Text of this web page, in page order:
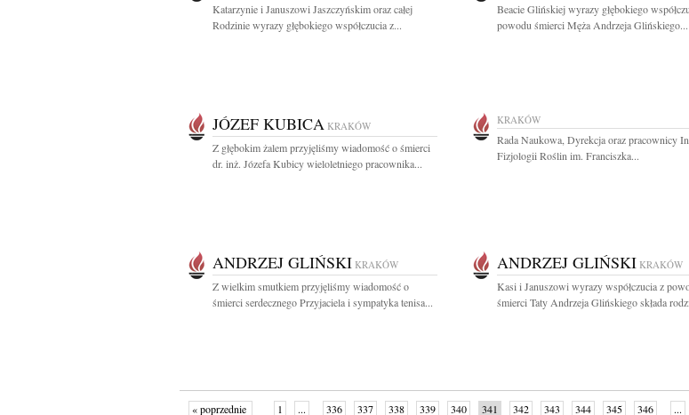
Katarzynie i Januszowi Jaszczyńskim oraz całej
Rodzinie wyrazy głębokiego współczucia z...
Beacie Glińskiej wyrazy głębokiego
powodu śmierci Męża Andrzeja Glińskiego...
JÓZEF KUBICA KRAKÓW
Z głębokim żalem przyjęliśmy wiadomość o śmierci
dr. inż. Józefa Kubicy wieloletniego pracownika...
KRAKÓW
Rada Naukowa, Dyrekcja oraz pracownicy
Fizjologii Roślin im. Franciszka...
ANDRZEJ GLIŃSKI KRAKÓW
Z wielkim smutkiem przyjęliśmy wiadomość o
śmierci serdecznego Przyjaciela i sympatyka tenisa...
ANDRZEJ GLIŃSKI KRAKÓW
Kasi i Januszowi wyrazy współczucia z
śmierci Taty Andrzeja Glińskiego składa
« poprzednie 1 ... 336 337 338 339 340 341 342 343 344 345 346 ...